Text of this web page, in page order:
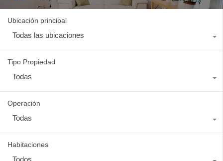
Ubicación principal
Todas las ubicaciones
Tipo Propiedad
Todas
Operación
Todas
Habitaciones
Todos